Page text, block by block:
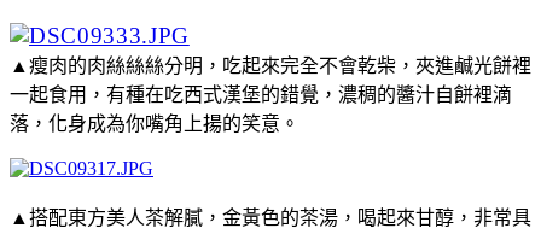
▲瘦肉的肉絲絲絲分明，吃起來完全不會乾柴，夾進鹹光餅裡
一起食用，有種在吃西式漢堡的錯覺，濃稠的醬汁自餅裡滴
落，化身成為你嘴角上揚的笑意。
▲搭配東方美人茶解膩，金黃色的茶湯，喝起來甘醇，非常具